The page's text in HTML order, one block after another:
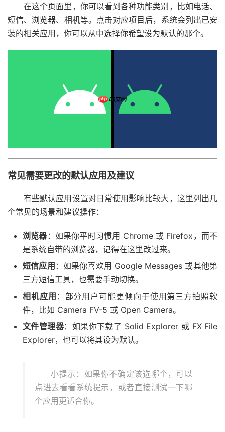
在这个页面里，你可以看到各种功能类别，比如电话、
短信、浏览器、相机等。点击对应项目后，系统会列出已安
装的相关应用，你可以从中选择你希望设为默认的那个。
常见需要更改的默认应用及建议
有些默认应用设置对日常使用影响比较大，这里列出几
个常见的场景和建议操作：
浏览器：如果你平时习惯用 Chrome 或 Firefox，而不
是系统自带的浏览器，记得在这里改过来。
短信应用 ：如果你喜欢用 Google Messages 或其他第
三方短信工具，也需要手动切换。
相机应用 ：部分用户可能更倾向于使用第三方拍照软
件，比如 Camera FV-5 或 Open Camera。
文件管理器：如果你下载了 Solid Explorer 或 FX File
Explorer，也可以将其设为默认。
小提示：如果你不确定该选哪个，可以
点进去看看系统提示，或者直接测试一下哪
个应用更适合你。